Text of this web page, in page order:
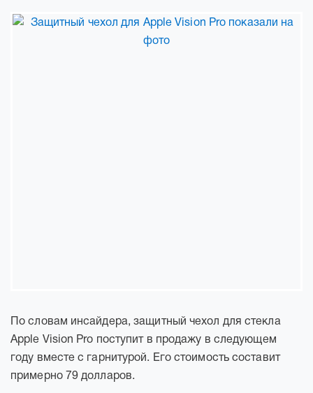
По словам инсайдера, защитный чехол для стекла
Apple Vision Pro поступит в продажу в следующем
году вместе с гарнитурой. Его стоимость составит
примерно 79 долларов.